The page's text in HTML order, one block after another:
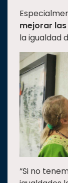
mejorar
la igualdad
“Si no